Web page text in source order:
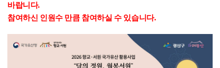
바랍니다.
참여하신 인원수 만큼 참여하실 수 있습니다.